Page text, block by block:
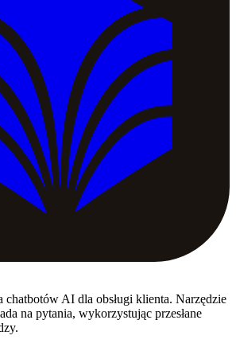
chatbotów AI dla obsługi klienta. Narzędzie
na pytania, wykorzystując przesłane